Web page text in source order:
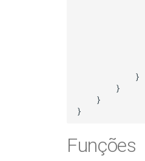
}
}
}
}
Funções